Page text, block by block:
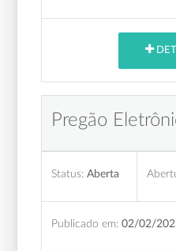
Pregão
Status: Aberta
Publicado em: 02/02/